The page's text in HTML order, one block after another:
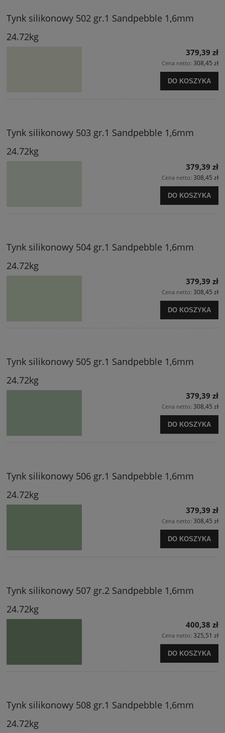
Tynk silikonowy 502 gr.1 Sandpebble 1,6mm
24.72kg
379,39 zł
Cena netto: 308,45 zł
DO KOSZYKA
Tynk silikonowy 503 gr.1 Sandpebble 1,6mm
24.72kg
379,39 zł
Cena netto: 308,45 zł
DO KOSZYKA
Tynk silikonowy 504 gr.1 Sandpebble 1,6mm
24.72kg
379,39 zł
Cena netto: 308,45 zł
DO KOSZYKA
Tynk silikonowy 505 gr.1 Sandpebble 1,6mm
24.72kg
379,39 zł
Cena netto: 308,45 zł
DO KOSZYKA
Tynk silikonowy 506 gr.1 Sandpebble 1,6mm
24.72kg
379,39 zł
Cena netto: 308,45 zł
DO KOSZYKA
Tynk silikonowy 507 gr.2 Sandpebble 1,6mm
24.72kg
400,38 zł
Cena netto: 325,51 zł
DO KOSZYKA
Tynk silikonowy 508 gr.1 Sandpebble 1,6mm
24.72kg